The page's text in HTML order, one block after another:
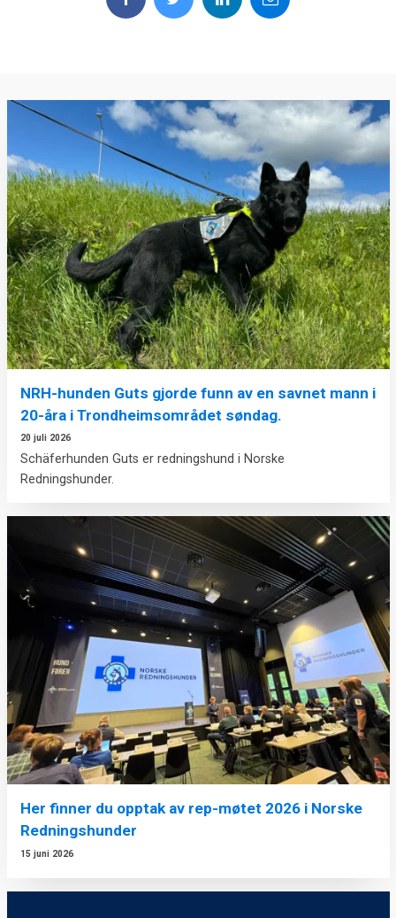
NRH-hunden Guts gjorde funn av en savnet mann i
20-åra i Trondheimsområdet søndag.
20 juli 2026
Schäferhunden Guts er redningshund i Norske
Redningshunder.
Her finner du opptak av rep-møtet 2026 i Norske
Redningshunder
15 juni 2026